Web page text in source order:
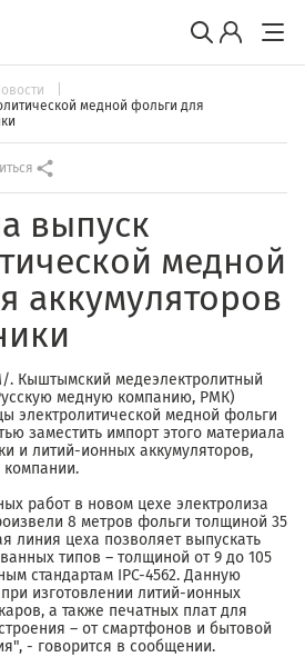
медной фольги для
выпуск
медной
аккумуляторов
Кыштымский медеэлектролитный
медную компанию, РМК)
электролитической медной фольги
заместить импорт этого материала
и литий-ионных аккумуляторов,
компании.
работ в новом цехе электролиза
8 метров фольги толщиной 35
линия цеха позволяет выпускать
типов – толщиной от 9 до 105
стандартам IPC-4562. Данную
изготовлении литий-ионных
а также печатных плат для
– от смартфонов и бытовой
- говорится в сообщении.